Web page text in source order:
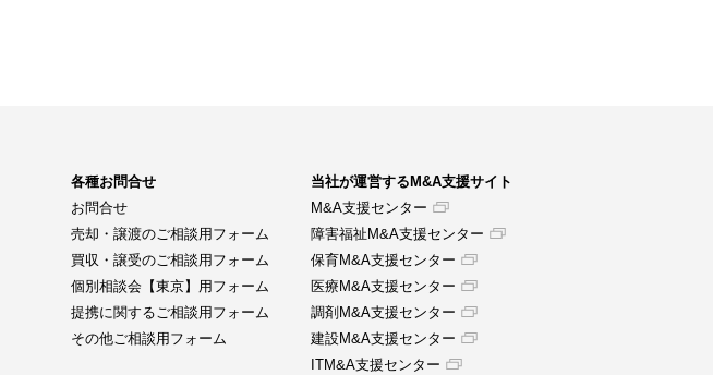
各種お問合せ
お問合せ
売却・譲渡のご相談用フォーム
買収・譲受のご相談用フォーム
個別相談会【東京】用フォーム
提携に関するご相談用フォーム
その他ご相談用フォーム
当社が運営するM&A支援サイト
M&A支援センター
障害福祉M&A支援センター
保育M&A支援センター
医療M&A支援センター
調剤M&A支援センター
建設M&A支援センター
ITM&A支援センター